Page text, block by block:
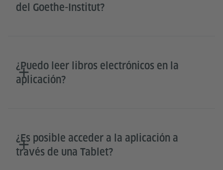
del Goethe-Institut?
¿Puedo leer libros electrónicos en la
aplicación?
¿Es posible acceder a la aplicación a
través de una Tablet?